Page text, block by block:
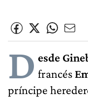
D esde
francés
príncipe